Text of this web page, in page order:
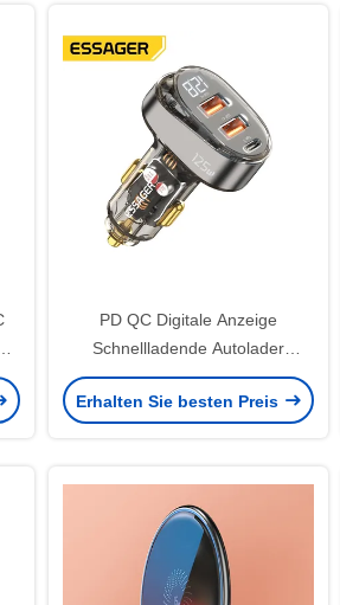
PD QC Digitale Anzeige
Schnellladende Autolader
Transparent 125W 65W 30W
Erhalten Sie besten Preis